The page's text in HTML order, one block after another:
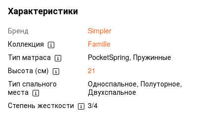
Характеристики
Бренд
Simpler
Коллекция
Famille
Тип матраса
PocketSpring, Пружинные
Высота (см)
21
Тип спального
места
Односпальное, Полуторное,
Двухспальное
Степень жесткости
3/4